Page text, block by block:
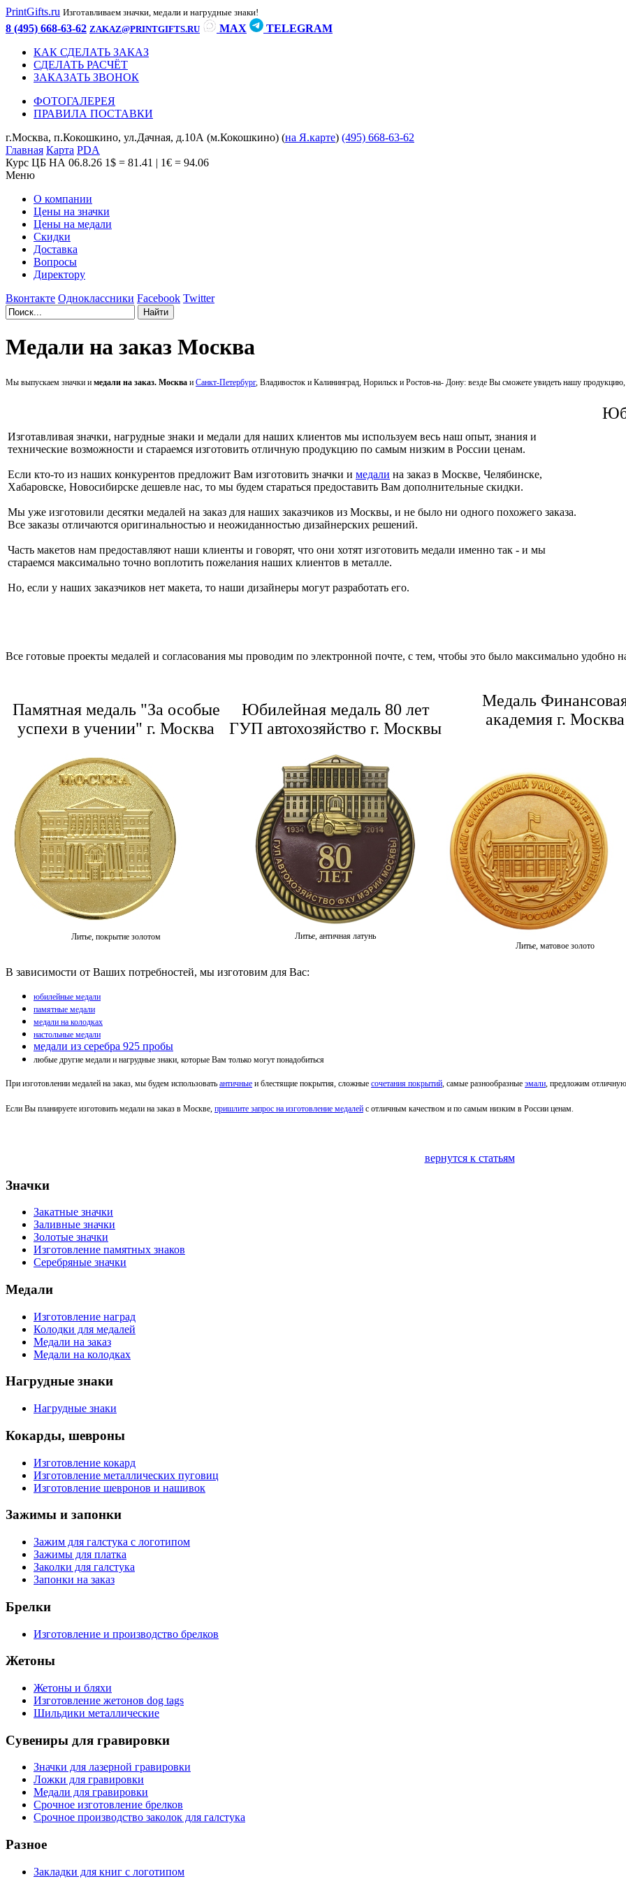
PrintGifts.ru Изготавливаем значки, медали и нагрудные знаки!
8 (495) 668-63-62 ZAKAZ@PRINTGIFTS.RU MAX
TELEGRAM
КАК СДЕЛАТЬ ЗАКАЗ
СДЕЛАТЬ РАСЧЁТ
ЗАКАЗАТЬ ЗВОНОК
ФОТОГАЛЕРЕЯ
ПРАВИЛА ПОСТАВКИ
г.Москва, п.Кокошкино, ул.Дачная, д.10А (м.Кокошкино) (на Я.карте) (495) 668-63-62
Главная Карта PDA
Курс ЦБ НА 06.8.26 1$ = 81.41 | 1€ = 94.06
Меню
О компании
Цены на значки
Цены на медали
Скидки
Доставка
Вопросы
Директору
Вконтакте Одноклассники Facebook Twitter
Медали на заказ Москва
Мы выпускаем значки и медали на заказ. Москва и Санкт-Петербург, Владивосток и Калининград, Норильск и Ростов-на- Дону: везде Вы сможете увидеть нашу
Изготавливая значки, нагрудные знаки и медали для наших клиентов мы используем весь наш опыт, знания и
технические возможности и стараемся изготовить отличную продукцию по самым низким в России ценам.
Если кто-то из наших конкурентов предложит Вам изготовить значки и медали на заказ в Москве, Челябинске,
Хабаровске, Новосибирске дешевле нас, то мы будем стараться предоставить Вам дополнительные скидки.
Мы уже изготовили десятки медалей на заказ для наших заказчиков из Москвы, и не было ни одного похожего заказа.
Все заказы отличаются оригинальностью и неожиданностью дизайнерских решений.
Часть макетов нам предоставляют наши клиенты и говорят, что они хотят изготовить медали именно так - и мы
стараемся максимально точно воплотить пожелания наших клиентов в металле.
Но, если у наших заказчиков нет макета, то наши дизайнеры могут разработать его.
Все готовые проекты медалей и согласования мы проводим по электронной почте, с тем, чтобы это было максимально удобно
Памятная медаль "За особые
успехи в учении" г. Москва
Литье, покрытие золотом
Юбилейная медаль 80 лет
ГУП автохозяйство г. Москвы
Литье, античная латунь
Медаль
академия г. Москва
Литье, матовое золото
В зависимости от Ваших потребностей, мы изготовим для Вас:
юбилейные медали
памятные медали
медали на колодках
настольные медали
медали из серебра 925 пробы
любые другие медали и нагрудные знаки, которые Вам только могут понадобиться
При изготовлении медалей на заказ, мы будем использовать античные и блестящие покрытия, сложные сочетания покрытий, самые разнообразные эмали, предложим отличную
Если Вы планируете изготовить медали на заказ в Москве, пришлите запрос на изготовление медалей с отличным качеством и по самым низким в России ценам.
вернутся к статьям
Значки
Закатные значки
Заливные значки
Золотые значки
Изготовление памятных знаков
Серебряные значки
Медали
Изготовление наград
Колодки для медалей
Медали на заказ
Медали на колодках
Нагрудные знаки
Нагрудные знаки
Кокарды, шевроны
Изготовление кокард
Изготовление металлических пуговиц
Изготовление шевронов и нашивок
Зажимы и запонки
Зажим для галстука с логотипом
Зажимы для платка
Заколки для галстука
Запонки на заказ
Брелки
Изготовление и производство брелков
Жетоны
Жетоны и бляхи
Изготовление жетонов dog tags
Шильдики металлические
Сувениры для гравировки
Значки для лазерной гравировки
Ложки для гравировки
Медали для гравировки
Срочное изготовление брелков
Срочное производство заколок для галстука
Разное
Закладки для книг с логотипом